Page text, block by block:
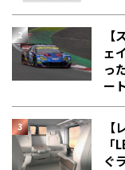
ェ
っ
ート
ぐ